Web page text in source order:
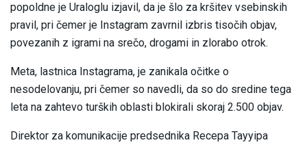
popoldne je Uraloglu izjavil, da je šlo za kršitev vsebinskih
pravil, pri čemer je Instagram zavrnil izbris tisočih objav,
povezanih z igrami na srečo, drogami in zlorabo otrok.
Meta, lastnica Instagrama, je zanikala očitke o
nesodelovanju, pri čemer so navedli, da so do sredine tega
leta na zahtevo turških oblasti blokirali skoraj 2.500 objav.
Direktor za komunikacije predsednika Recepa Tayyipa